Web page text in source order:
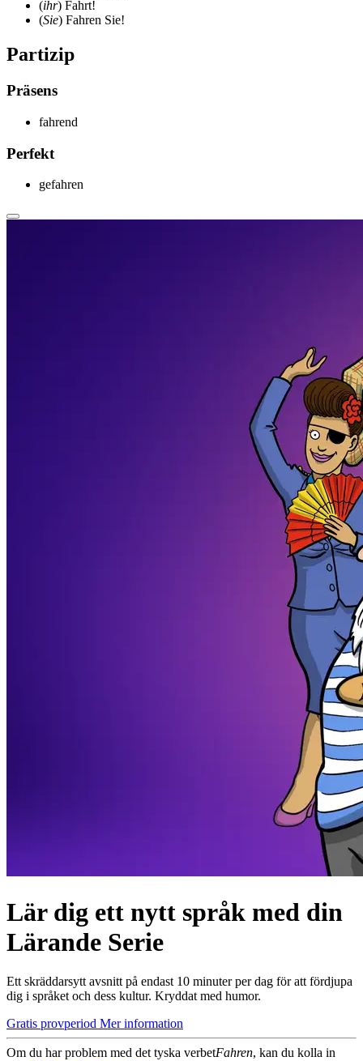
(ihr) Fahrt!
(Sie) Fahren Sie!
Partizip
Präsens
fahrend
Perfekt
gefahren
Lär dig ett nytt språk med din
Lärande Serie
Ett skräddarsytt avsnitt på endast 10 minuter per dag för att fördjupa
dig i språket och dess kultur. Kryddat med humor.
Gratis provperiod Mer information
Om du har problem med det tyska verbetFahren, kan du kolla in